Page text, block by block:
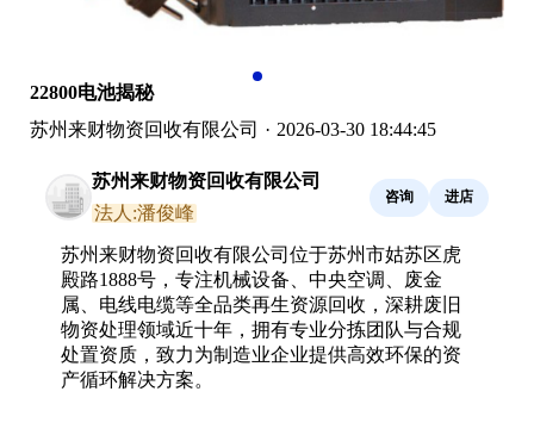
22800电池揭秘
苏州来财物资回收有限公司 · 2026-03-30 18:44:45
苏州来财物资回收有限公司
法人:潘俊峰
咨询 进店
苏州来财物资回收有限公司位于苏州市姑苏区虎
殿路1888号，专注机械设备、中央空调、废金
属、电线电缆等全品类再生资源回收，深耕废旧
物资处理领域近十年，拥有专业分拣团队与合规
处置资质，致力为制造业企业提供高效环保的资
产循环解决方案。